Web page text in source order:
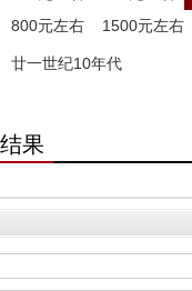
800元左右
1500元左右
廿一世纪10年代
果